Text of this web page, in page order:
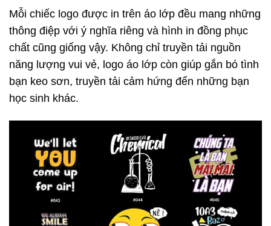
Mỗi chiếc logo được in trên áo lớp đều mang những
thông điệp với ý nghĩa riêng và hình in đồng phục
chất cũng giống vậy. Không chỉ truyền tải nguồn
năng lượng vui vẻ, logo áo lớp còn giúp gắn bó tình
bạn keo sơn, truyền tải cảm hứng đến những bạn
học sinh khác.